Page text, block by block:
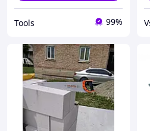
Tools 99%